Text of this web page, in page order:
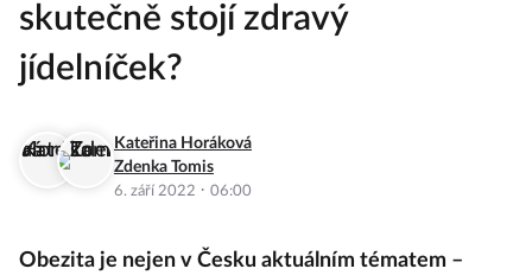
skutečně stojí zdravý
jídelníček?
Kateřina Horáková
Zdenka Tomis
6. září 2022 · 06:00
Obezita je nejen v Česku aktuálním tématem –